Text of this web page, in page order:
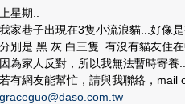
上星期..
我家巷子出現在3隻小流浪貓...好像
分別是.黑.灰.白三隻..有沒有貓友住
因為家人反對，所以我無法暫時寄
若有網友能幫忙，請與我聯絡，mail
graceguo@daso.com.tw